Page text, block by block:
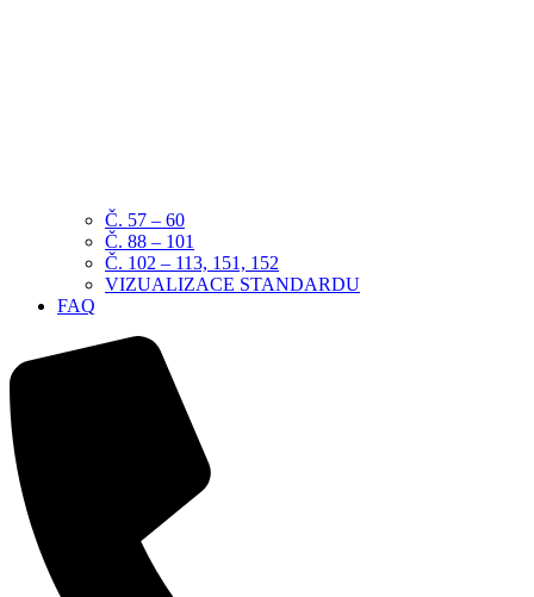
Č. 57 – 60
Č. 88 – 101
Č. 102 – 113, 151, 152
VIZUALIZACE STANDARDU
FAQ